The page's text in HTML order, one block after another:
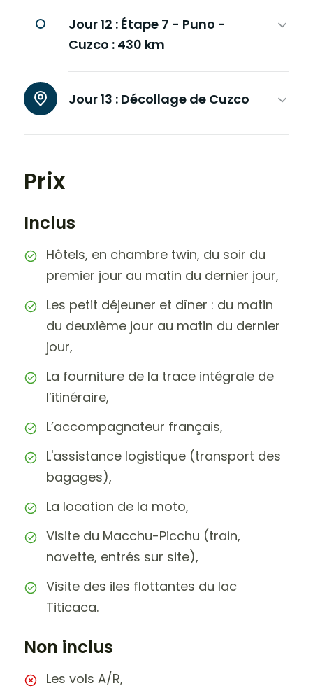
Jour 12 : Étape 7 - Puno -
Cuzco : 430 km
Jour 13 : Décollage de Cuzco
Prix
Inclus
Hôtels, en chambre twin, du soir du
premier jour au matin du dernier jour,
Les petit déjeuner et dîner : du matin
du deuxième jour au matin du dernier
jour,
La fourniture de la trace intégrale de
l’itinéraire,
L’accompagnateur français,
L'assistance logistique (transport des
bagages),
La location de la moto,
Visite du Macchu-Picchu (train,
navette, entrés sur site),
Visite des iles flottantes du lac
Titicaca.
Non inclus
Les vols A/R,